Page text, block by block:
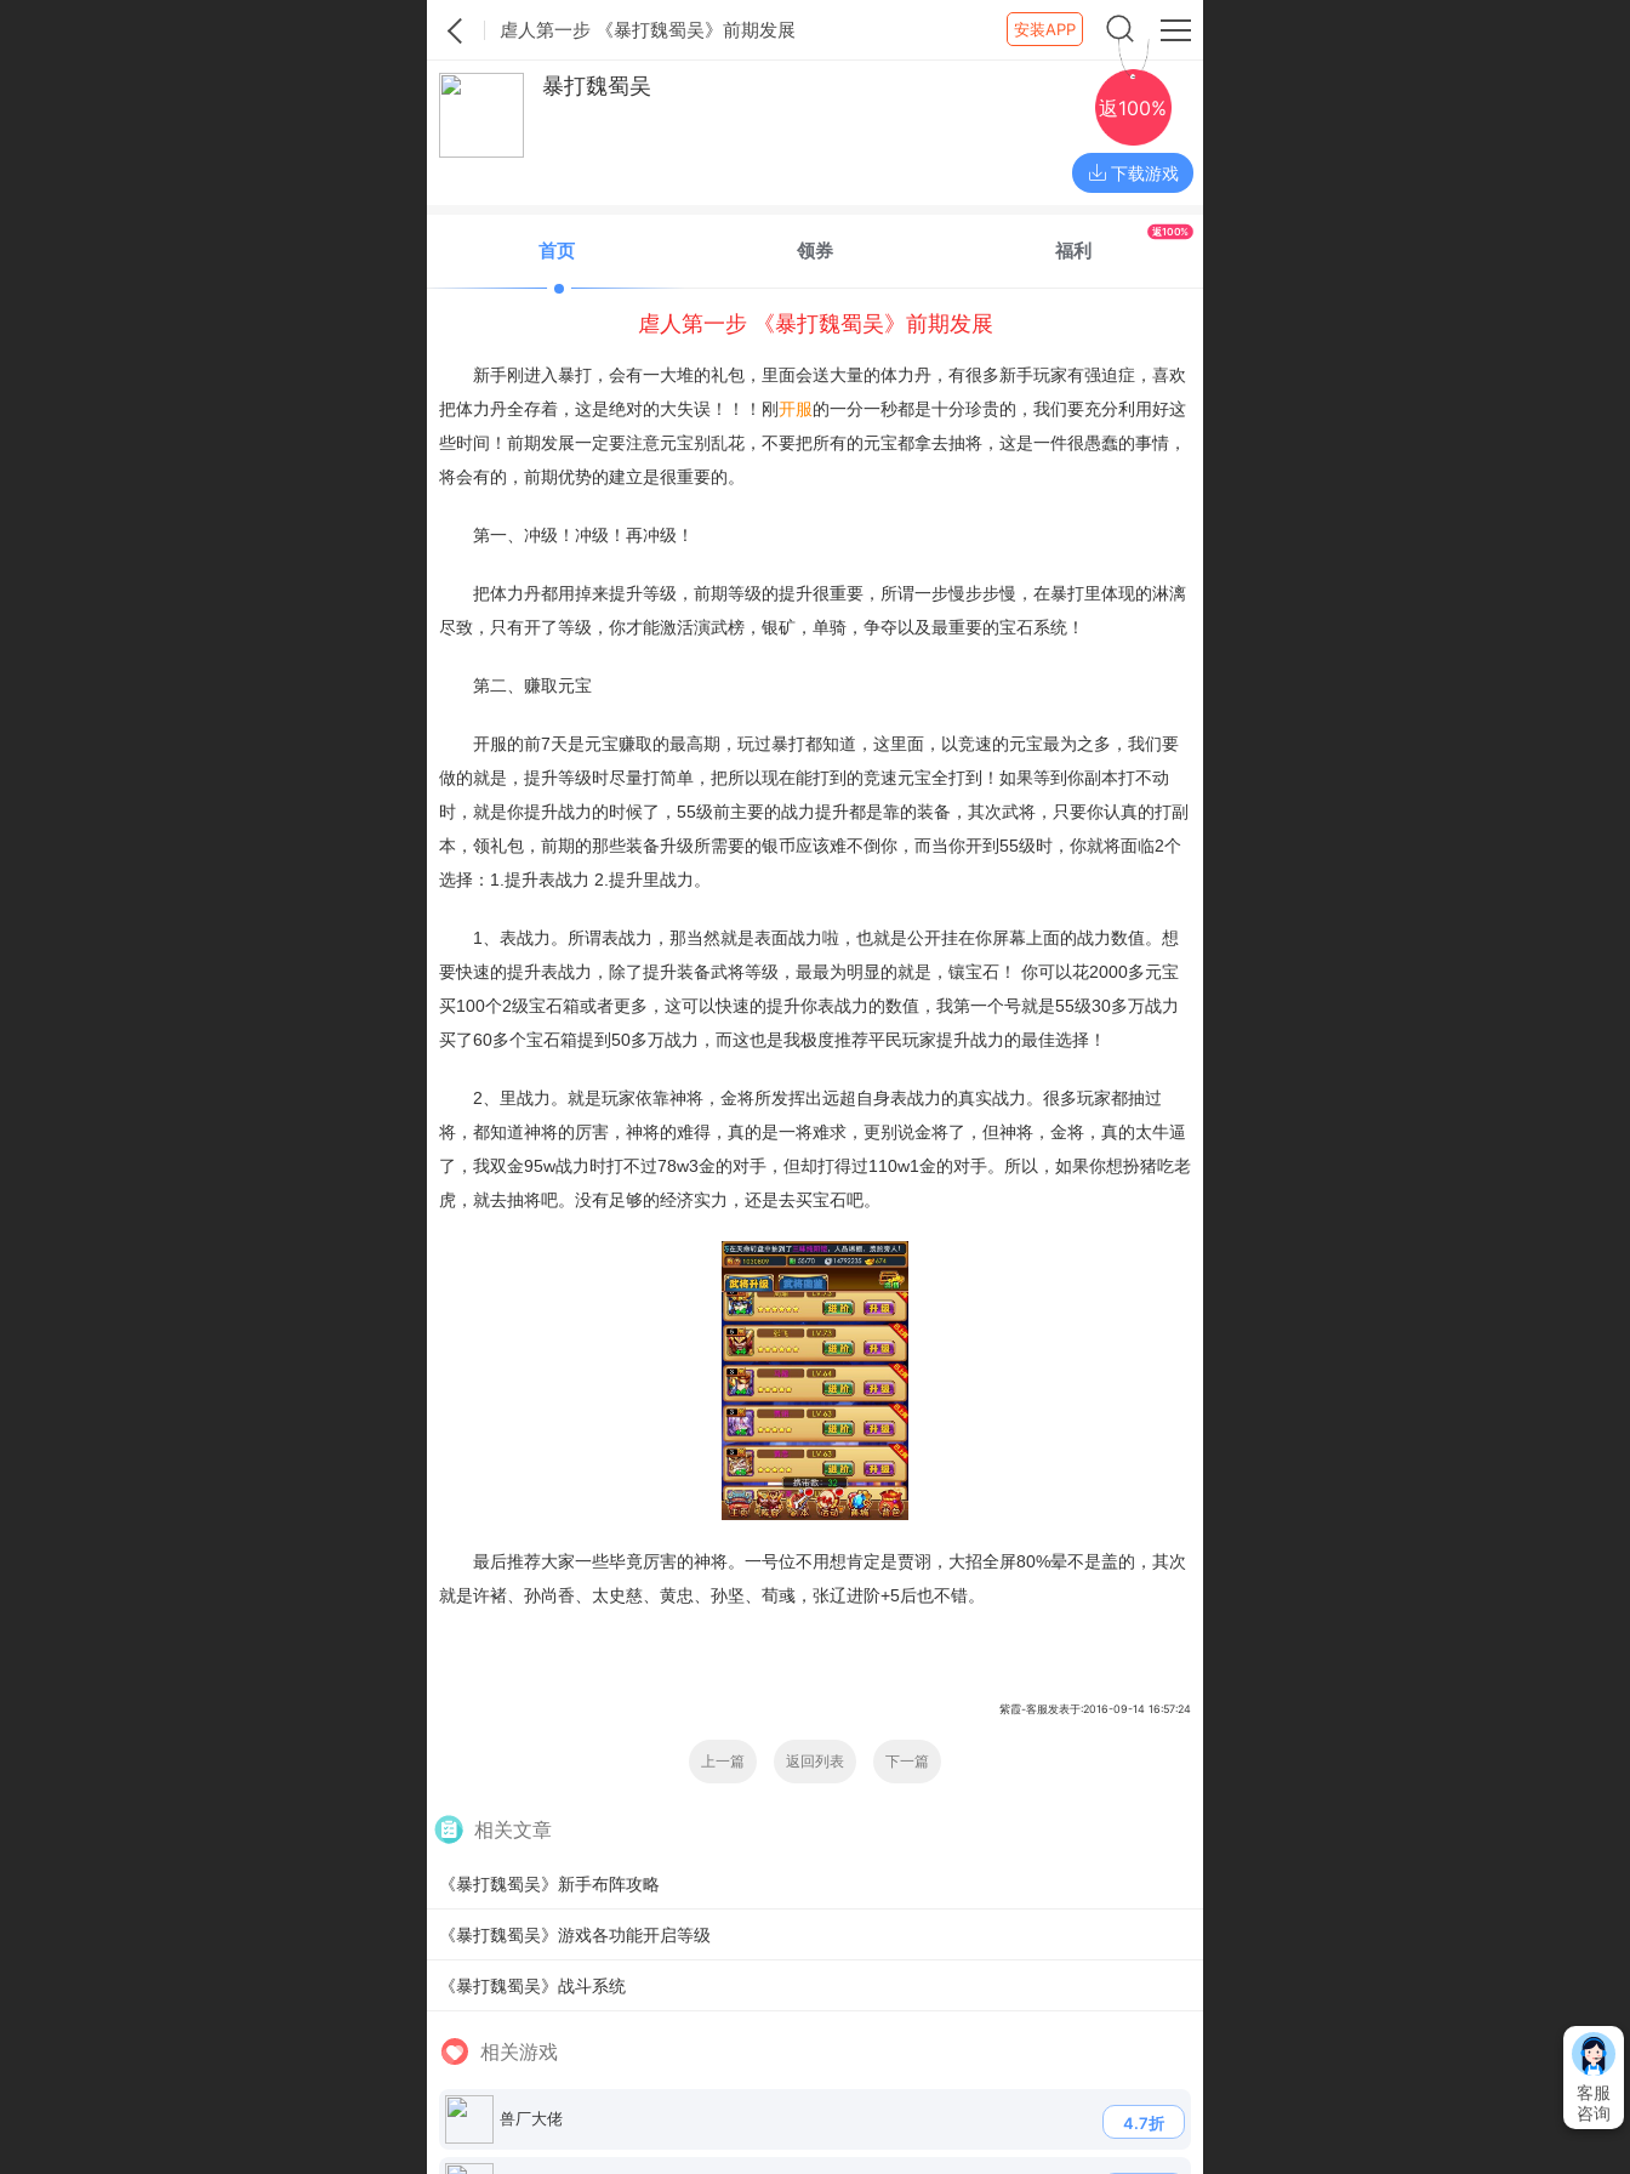
虐人第一步 《暴打魏蜀吴》前期发展 安装APP
暴打魏蜀吴
返100%
下载游戏
首页 领券 福利
返100%
虐人第一步 《暴打魏蜀吴》前期发展
新手刚进入暴打，会有一大堆的礼包，里面会送大量的体力丹，有很多新手玩家有强迫症，喜欢
把体力丹全存着，这是绝对的大失误！！！刚开服的一分一秒都是十分珍贵的，我们要充分利用好这
些时间！前期发展一定要注意元宝别乱花，不要把所有的元宝都拿去抽将，这是一件很愚蠢的事情，
将会有的，前期优势的建立是很重要的。
第一、冲级！冲级！再冲级！
把体力丹都用掉来提升等级，前期等级的提升很重要，所谓一步慢步步慢，在暴打里体现的淋漓
尽致，只有开了等级，你才能激活演武榜，银矿，单骑，争夺以及最重要的宝石系统！
第二、赚取元宝
开服的前7天是元宝赚取的最高期，玩过暴打都知道，这里面，以竞速的元宝最为之多，我们要
做的就是，提升等级时尽量打简单，把所以现在能打到的竞速元宝全打到！如果等到你副本打不动
时，就是你提升战力的时候了，55级前主要的战力提升都是靠的装备，其次武将，只要你认真的打副
本，领礼包，前期的那些装备升级所需要的银币应该难不倒你，而当你开到55级时，你就将面临2个
选择：1.提升表战力 2.提升里战力。
1、表战力。所谓表战力，那当然就是表面战力啦，也就是公开挂在你屏幕上面的战力数值。想
要快速的提升表战力，除了提升装备武将等级，最最为明显的就是，镶宝石！ 你可以花2000多元宝
买100个2级宝石箱或者更多，这可以快速的提升你表战力的数值，我第一个号就是55级30多万战力
买了60多个宝石箱提到50多万战力，而这也是我极度推荐平民玩家提升战力的最佳选择！
2、里战力。就是玩家依靠神将，金将所发挥出远超自身表战力的真实战力。很多玩家都抽过
将，都知道神将的厉害，神将的难得，真的是一将难求，更别说金将了，但神将，金将，真的太牛逼
了，我双金95w战力时打不过78w3金的对手，但却打得过110w1金的对手。所以，如果你想扮猪吃老
虎，就去抽将吧。没有足够的经济实力，还是去买宝石吧。
最后推荐大家一些毕竟厉害的神将。一号位不用想肯定是贾诩，大招全屏80%晕不是盖的，其次
就是许褚、孙尚香、太史慈、黄忠、孙坚、荀彧，张辽进阶+5后也不错。
紫霞-客服发表于:2016-09-14 16:57:24
上一篇 返回列表 下一篇
相关文章
《暴打魏蜀吴》新手布阵攻略
《暴打魏蜀吴》游戏各功能开启等级
《暴打魏蜀吴》战斗系统
相关游戏
兽厂大佬 4.7折
客服
咨询